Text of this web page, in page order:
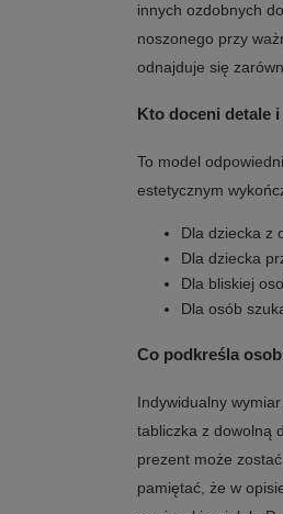
innych ozdobnych
noszonego przy
odnajduje się
Kto doceni detale
To model
estetycznym
Dla dziecka z
Dla dziecka
Dla bliskiej
Dla osób
Co podkreśla
Indywidualny
tabliczka z dowolną
prezent może
pamiętać, że w